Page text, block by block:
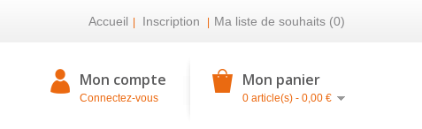
Accueil Inscription Ma liste de souhaits (0)
Mon compte
Connectez-vous
Mon panier
0 article(s) - 0,00 €